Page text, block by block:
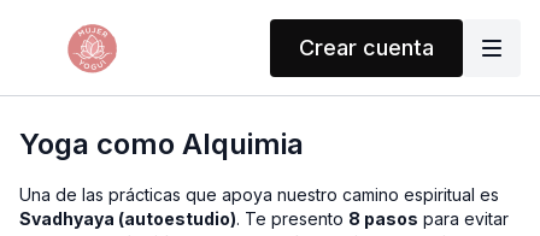
Crear cuenta
Yoga como Alquimia
Una de las prácticas que apoya nuestro camino espiritual es
Svadhyaya (autoestudio). Te presento 8 pasos para evitar